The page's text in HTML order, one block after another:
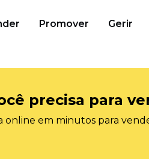
Promover Gerir
precisa para
em minutos para